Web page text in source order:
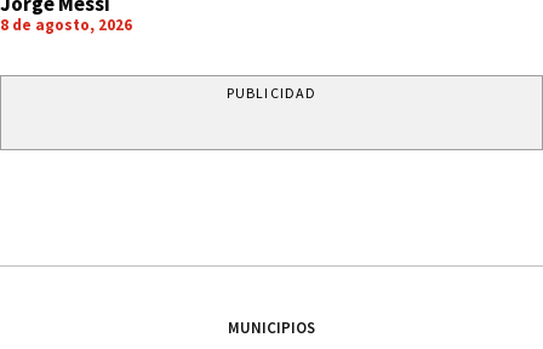
8 de agosto, 2026
PUBLICIDAD
MUNICIPIOS